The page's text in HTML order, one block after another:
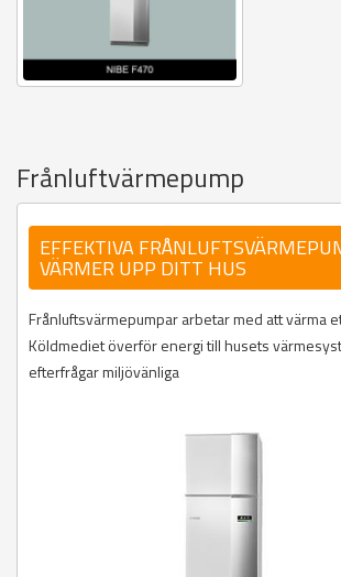
Frånluftvärmepump
EFFEKTIVA
VÄRMER UPP DITT HUS
Frånluftsvärmepumpar arbetar med att värma
Köldmediet överför energi till husets
efterfrågar miljövänliga